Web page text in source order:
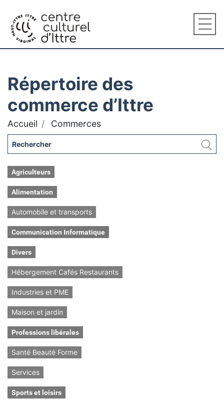
Répertoire des
commerce d’Ittre
Accueil Commerces
Agriculteurs
Alimentation
Automobile et transports
Communication Informatique
Divers
Hébergement Cafés Restaurants
Industries et PME
Maison et jardin
Professions libérales
Santé Beauté Forme
Services
Sports et loisirs